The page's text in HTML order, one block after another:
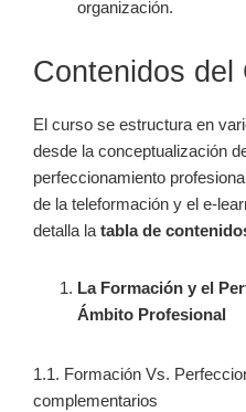
organización.
Contenidos del
El curso se estructura en
desde la conceptualización
perfeccionamiento
de la teleformación y el e-
detalla la tabla de
La Formación y el
Ámbito Profesional
1.1. Formación Vs.
complementarios